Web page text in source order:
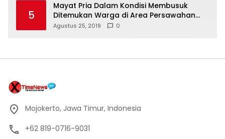
5
Mayat Pria Dalam Kondisi Membusuk
Ditemukan Warga di Area Persawahan
Sidoarjo
Agustus 25, 2019 0
Mojokerto, Jawa Timur, Indonesia
+62 819-0716-9031